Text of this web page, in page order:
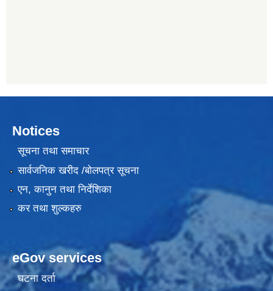
Notices
सूचना तथा समाचार
सार्वजनिक खरीद /बोलपत्र सूचना
एन, कानुन तथा निर्देशिका
कर तथा शुल्कहरु
eGov services
घटना दर्ता